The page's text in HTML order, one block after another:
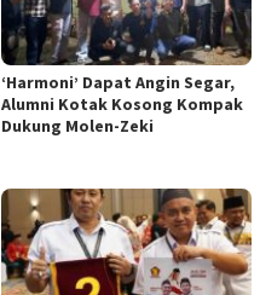
‘Harmoni’ Dapat Angin Segar,
Alumni Kotak Kosong Kompak
Dukung Molen-Zeki